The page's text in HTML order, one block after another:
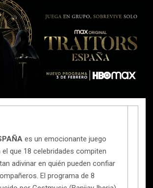
es un emocionante juego
que 18 celebridades compiten
adivinar en quién pueden confiar
El programa de 8